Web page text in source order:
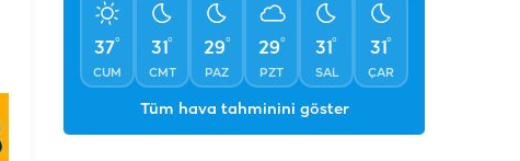
37°
CUM
31°
CMT
29°
PAZ
29°
PZT
31°
SAL
31°
ÇAR
Tüm hava tahminini göster